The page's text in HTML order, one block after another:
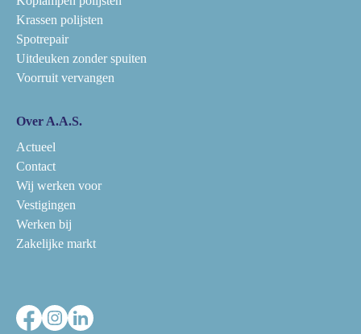
Krassen polijsten
Spotrepair
Uitdeuken zonder spuiten
Voorruit vervangen
Over A.A.S.
Actueel
Contact
Wij werken voor
Vestigingen
Werken bij
Zakelijke markt